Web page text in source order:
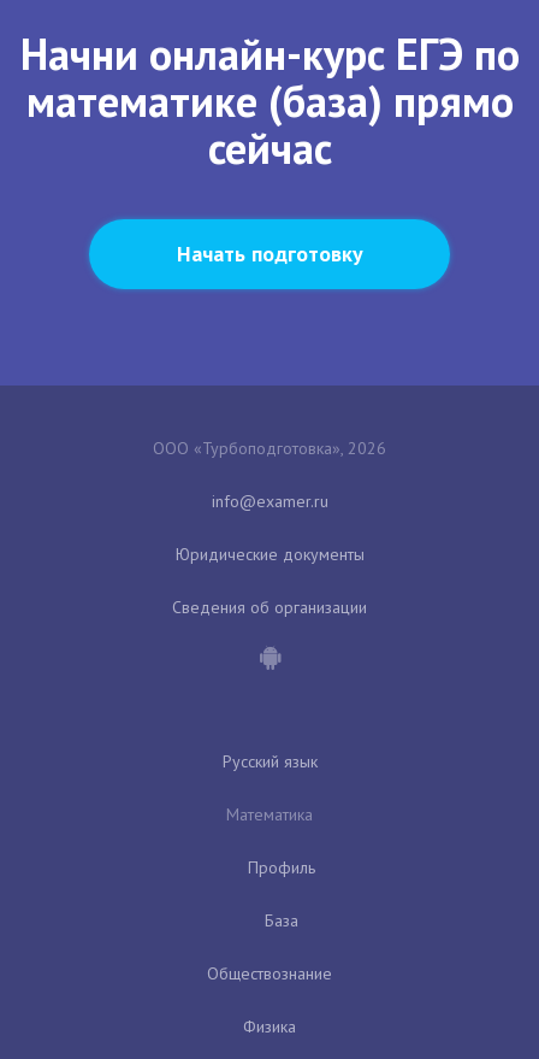
Начни онлайн-курс ЕГЭ по
математике (база) прямо
сейчас
Начать подготовку
ООО «Турбоподготовка», 2026
Юридические документы
Сведения об организации
Русский язык
Математика
Профиль
База
Обществознание
Физика